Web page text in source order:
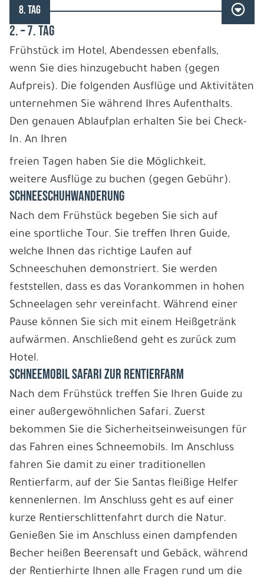
8. TAG
2. – 7. TAG
Frühstück im Hotel, Abendessen ebenfalls,
wenn Sie dies hinzugebucht haben (gegen
Aufpreis). Die folgenden Ausflüge und Aktivitäten
unternehmen Sie während Ihres Aufenthalts.
Den genauen Ablaufplan erhalten Sie bei Check-
In. An Ihren
freien Tagen haben Sie die Möglichkeit,
weitere Ausflüge zu buchen (gegen Gebühr).
SCHNEESCHUHWANDERUNG
Nach dem Frühstück begeben Sie sich auf
eine sportliche Tour. Sie treffen Ihren Guide,
welche Ihnen das richtige Laufen auf
Schneeschuhen demonstriert. Sie werden
feststellen, dass es das Vorankommen in hohen
Schneelagen sehr vereinfacht. Während einer
Pause können Sie sich mit einem Heißgetränk
aufwärmen. Anschließend geht es zurück zum
Hotel.
SCHNEEMOBIL SAFARI ZUR RENTIERFARM
Nach dem Frühstück treffen Sie Ihren Guide zu
einer außergewöhnlichen Safari. Zuerst
bekommen Sie die Sicherheitseinweisungen für
das Fahren eines Schneemobils. Im Anschluss
fahren Sie damit zu einer traditionellen
Rentierfarm, auf der Sie Santas fleißige Helfer
kennenlernen. Im Anschluss geht es auf einer
kurze Rentierschlittenfahrt durch die Natur.
Genießen Sie im Anschluss einen dampfenden
Becher heißen Beerensaft und Gebäck, während
der Rentierhirte Ihnen alle Fragen rund um die